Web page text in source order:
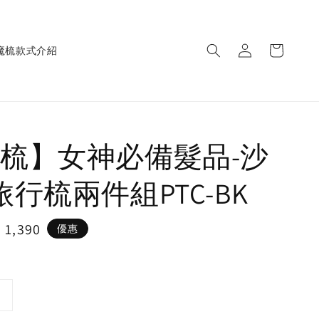
梳款式介紹
梳】女神必備髮品-沙
行梳兩件組PTC-BK
1,390 優惠